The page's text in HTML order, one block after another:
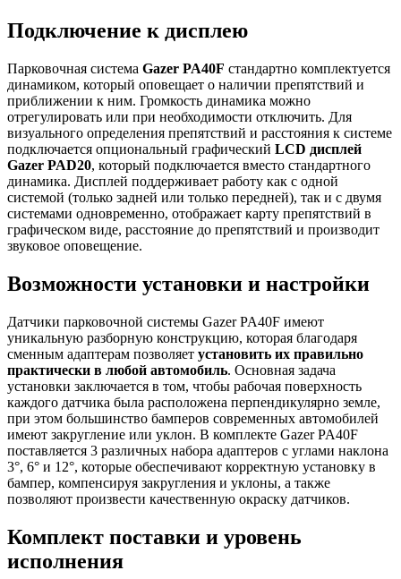
Подключение к дисплею
Парковочная система Gazer PA40F стандартно комплектуется
динамиком, который оповещает о наличии препятствий и
приближении к ним. Громкость динамика можно
отрегулировать или при необходимости отключить. Для
визуального определения препятствий и расстояния к системе
подключается опциональный графический LCD дисплей
Gazer PAD20, который подключается вместо стандартного
динамика. Дисплей поддерживает работу как с одной
системой (только задней или только передней), так и с двумя
системами одновременно, отображает карту препятствий в
графическом виде, расстояние до препятствий и производит
звуковое оповещение.
Возможности установки и настройки
Датчики парковочной системы Gazer PA40F имеют
уникальную разборную конструкцию, которая благодаря
сменным адаптерам позволяет установить их правильно
практически в любой автомобиль. Основная задача
установки заключается в том, чтобы рабочая поверхность
каждого датчика была расположена перпендикулярно земле,
при этом большинство бамперов современных автомобилей
имеют закругление или уклон. В комплекте Gazer PA40F
поставляется 3 различных набора адаптеров с углами наклона
3°, 6° и 12°, которые обеспечивают корректную установку в
бампер, компенсируя закругления и уклоны, а также
позволяют произвести качественную окраску датчиков.
Комплект поставки и уровень
исполнения